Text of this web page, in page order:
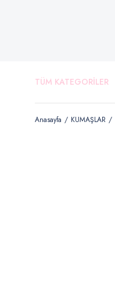
TÜM KATEGORİLER
Anasayfa KUMAŞLAR